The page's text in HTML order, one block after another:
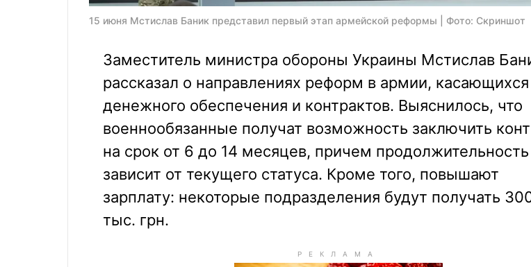
15 июня Мстислав Баник представил первый этап армейской реформы | Фото: Скриншот
Заместитель министра обороны Украины Мстислав
рассказал о направлениях реформ в армии, касающихся
денежного обеспечения и контрактов. Выяснилось, что
военнообязанные получат возможность заключить
на срок от 6 до 14 месяцев, причем продолжительность
зависит от текущего статуса. Кроме того, повышают
зарплату: некоторые подразделения будут получать
тыс. грн.